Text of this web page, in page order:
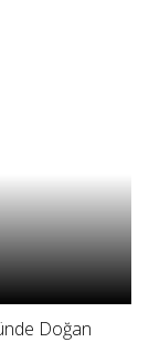
Doğan